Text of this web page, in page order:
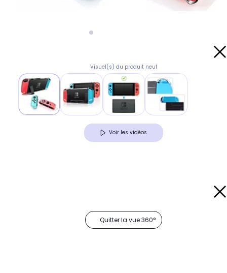
Visuel(s) du produit neuf
Voir les vidéos
Quitter la vue 360°